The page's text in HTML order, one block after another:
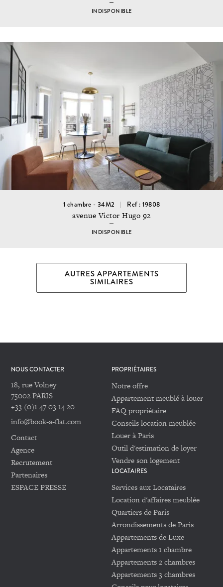
INDISPONIBLE
1 chambre - 34M2 Ref : 19808
avenue Victor Hugo 92
INDISPONIBLE
AUTRES APPARTEMENTS
SIMILAIRES
NOUS CONTACTER
18, rue Volney
75002 PARIS
+33 (0)1 47 03 14 20
info@book-a-flat.com
Contact
Agence
Recrutement
Partenaires
ESPACE PRESSE
PROPRIÉTAIRES
Notre offre
Appartement meublé à louer
FAQ propriétaire
Conseils location meublée
Louer à Paris
Outil d'estimation de loyer
Vendre son logement
LOCATAIRES
Services aux Locataires
Location d'affaires meublée
Quartiers de Paris
Arrondissements de Paris
Appartements de Luxe
Appartements 1 chambre
Appartements 2 chambres
Appartements 3 chambres